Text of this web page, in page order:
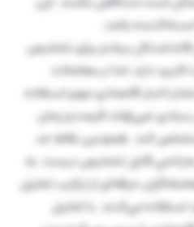
باشد.
بیشتر برای تشخیص
دارد، اما در معاملات
اخبار اقتصادی مهم استفاده
نمی‌تواند قیمت و زمان
مشخص کند. همچنین نقاط حد
قابل تشخیص نیست. به
حرفه‌ای از ترکیب تحلیل
استفاده می‌کنند. با تحلیل